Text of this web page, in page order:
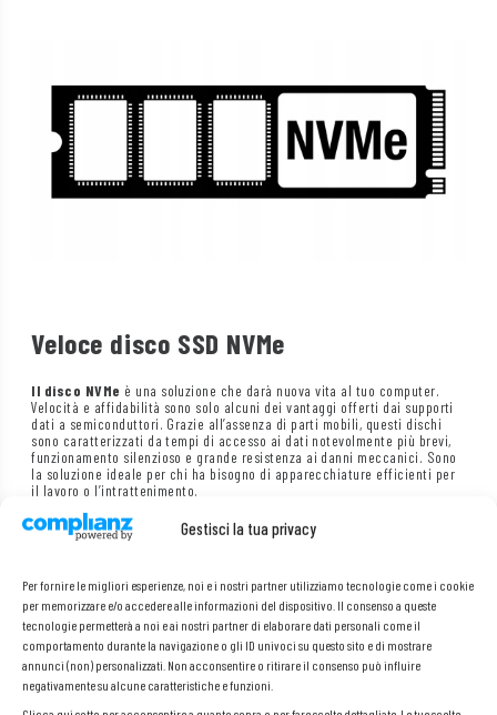
Gestisci la tua privacy
Per fornire le migliori esperienze, noi e i nostri partner utilizziamo tecnologie come i cookie
per memorizzare e/o accedere alle informazioni del dispositivo. Il consenso a queste
tecnologie permetterà a noi e ai nostri partner di elaborare dati personali come il
comportamento durante la navigazione o gli ID univoci su questo sito e di mostrare
annunci (non) personalizzati. Non acconsentire o ritirare il consenso può influire
negativamente su alcune caratteristiche e funzioni.
Veloce disco SSD NVMe
Il disco NVMe è una soluzione che darà nuova vita al tuo computer.
Velocità e affidabilità sono solo alcuni dei vantaggi offerti dai supporti
dati a semiconduttori. Grazie all’assenza di parti mobili, questi dischi
sono caratterizzati da tempi di accesso ai dati notevolmente più brevi,
funzionamento silenzioso e grande resistenza ai danni meccanici. Sono
la soluzione ideale per chi ha bisogno di apparecchiature efficienti per
il lavoro o l’intrattenimento.